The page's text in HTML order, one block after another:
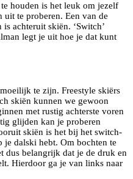
houden is het leuk om jezelf
uit te proberen. Een van de
achteruit skiën. ‘Switch’
legt je uit hoe je dat kunt
te zijn. Freestyle skiërs
skiën kunnen we gewoon
met rustig achterste voren
glijden kan je proberen
skiën is het bij het switch-
dalski hebt. Om bochten te
dus belangrijk dat je de druk en
Hierdoor ga je van links naar